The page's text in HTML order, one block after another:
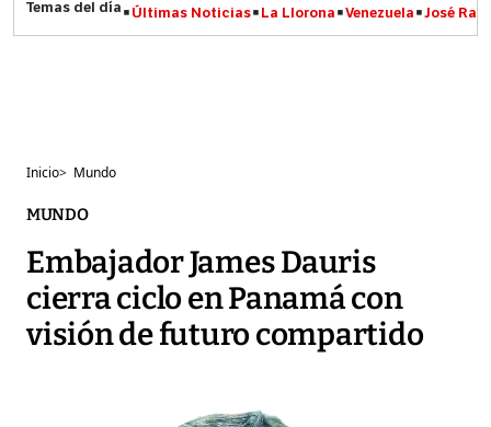
Últimas Noticias La Llorona Venezuela José
Inicio> Mundo
MUNDO
Embajador James Dauris
cierra ciclo en Panamá con
visión de futuro compartido